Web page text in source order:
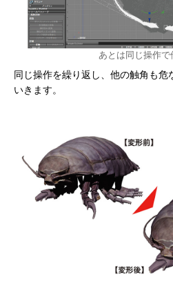
あとは同じ操作
同じ操作を繰り返し、他の触角も
いきます。